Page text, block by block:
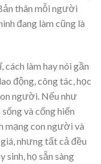
thân mỗi người
đang làm cũng là
cách làm hay nói gần
động, công tác, học
người. Nếu như
và cống hiến
mạng con người và
nhưng tất cả đều
sinh, họ sẵn sàng